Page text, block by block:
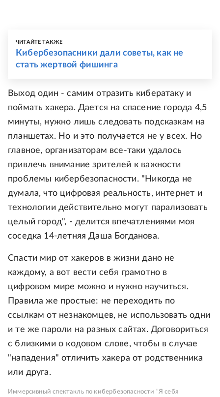
ЧИТАЙТЕ ТАКЖЕ
Кибербезопасники дали советы, как не
стать жертвой фишинга
Выход один - самим отразить кибератаку и
поймать хакера. Дается на спасение города 4,5
минуты, нужно лишь следовать подсказкам на
планшетах. Но и это получается не у всех. Но
главное, организаторам все-таки удалось
привлечь внимание зрителей к важности
проблемы кибербезопасности. "Никогда не
думала, что цифровая реальность, интернет и
технологии действительно могут парализовать
целый город", - делится впечатлениями моя
соседка 14-летняя Даша Богданова.
Спасти мир от хакеров в жизни дано не
каждому, а вот вести себя грамотно в
цифровом мире можно и нужно научиться.
Правила же простые: не переходить по
ссылкам от незнакомцев, не использовать одни
и те же пароли на разных сайтах. Договориться
с близкими о кодовом слове, чтобы в случае
"нападения" отличить хакера от родственника
или друга.
Иммерсивный спектакль по кибербезопасности "Я себя